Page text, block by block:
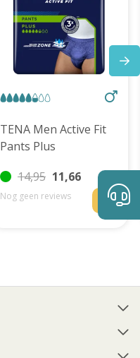
TENA Men Active Fit
Pants Plus
14,95 11,66
Nog geen reviews